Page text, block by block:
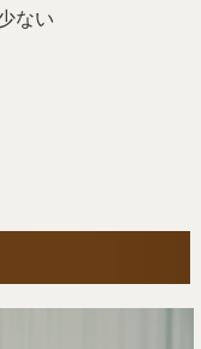
ない